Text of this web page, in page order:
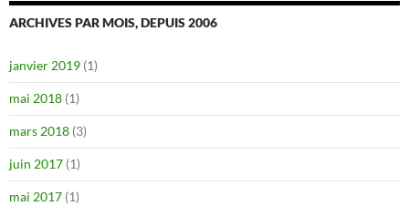
ARCHIVES PAR MOIS, DEPUIS 2006
janvier 2019 (1)
mai 2018 (1)
mars 2018 (3)
juin 2017 (1)
mai 2017 (1)